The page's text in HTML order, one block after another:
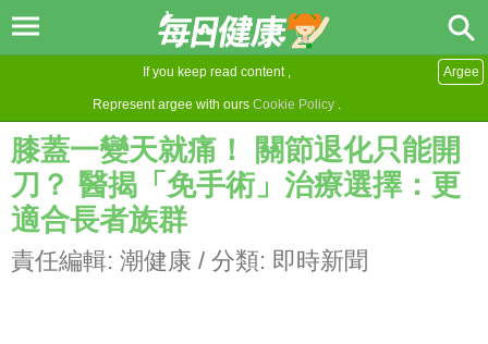
If you keep read content ,
Represent argee with ours Cookie Policy .
Argee
膝蓋一變天就痛！ 關節退化只能開
刀？ 醫揭「免手術」治療選擇：更
適合長者族群
責任編輯: 潮健康 / 分類: 即時新聞